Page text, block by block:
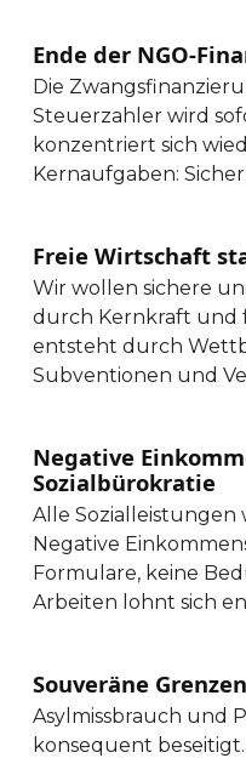
Ende der NGO-
Die
Steuerzahler wird
konzentriert sich
Kernaufgaben:
Freie Wirtschaft
Wir wollen sichere
durch Kernkraft und
entsteht durch
Subventionen und
Negative
Sozialbürokratie
Alle Sozialleistungen
Negative
Formulare, keine
Arbeiten lohnt sich
Souveräne
Asylmissbrauch und
konsequent